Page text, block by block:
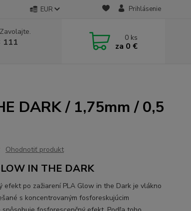
EUR Prihlásenie
111 0 ks
za 0 €
DARK / 1,75mm / 0,5
Ohodnotiť produkt
IN THE DARK
efekt po zažiarení PLA Glow in the Dark je vlákno
s koncentrovaným fosforeskujúcim